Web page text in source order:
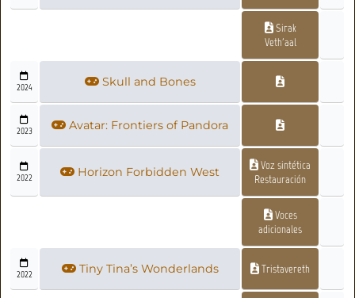
Sirak
Veth'aal
2024 Skull and Bones
2023 Avatar: Frontiers of Pandora
2022 Horizon Forbidden West
Voz sintética
Restauración
Voces
adicionales
2022 Tiny Tina’s Wonderlands Tristavereth